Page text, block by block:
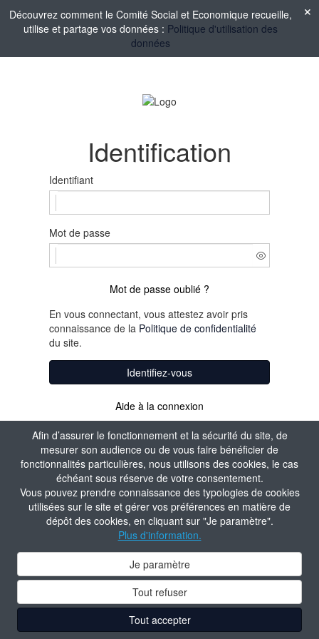
Afin d’assurer le fonctionnement et la sécurité du site, de
mesurer son audience ou de vous faire bénéficier de
fonctionnalités particulières, nous utilisons des cookies, le cas
échéant sous réserve de votre consentement.
Vous pouvez prendre connaissance des typologies de cookies
utilisées sur le site et gérer vos préférences en matière de
dépôt des cookies, en cliquant sur "Je paramètre".
Plus d'information.
Je paramètre
Tout refuser
Tout accepter
Découvrez comment le Comité Social et Economique recueille,
utilise et partage vos données : Politique d'utilisation des
données
Identification
Identifiant
Mot de passe
Mot de passe oublié ?
En vous connectant, vous attestez avoir pris
connaissance de la Politique de confidentialité
du site.
Identifiez-vous
Aide à la connexion